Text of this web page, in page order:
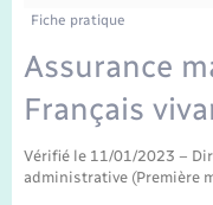
Mariage – PACS
Parrainage civil
Recensement
Fiche pratique
Assurance
Français
Vérifié le 11/01/2023 –
administrative (Première